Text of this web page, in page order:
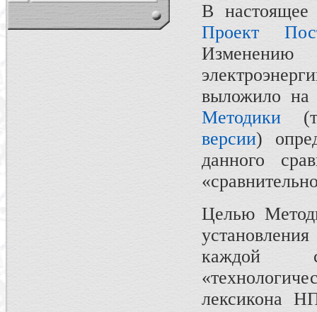
В настоящее
Проект
выложило на
Методики
версии)
данного
Целью
каждой
лексикона